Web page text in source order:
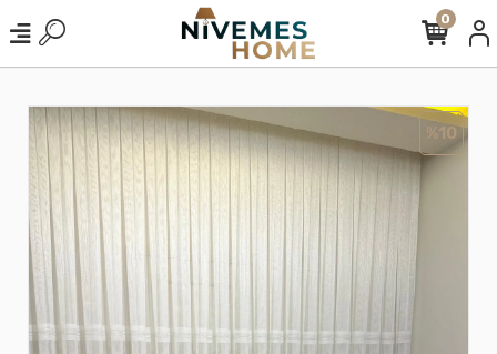
0
%10